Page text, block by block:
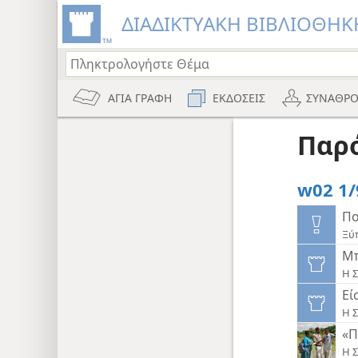
ΔΙΑΔΙΚΤΥΑΚΗ
ΑΓΙΑ ΓΡΑΦΗ ΕΚΔΟΣΕΙΣ
w02 1/
Η
Η
Η